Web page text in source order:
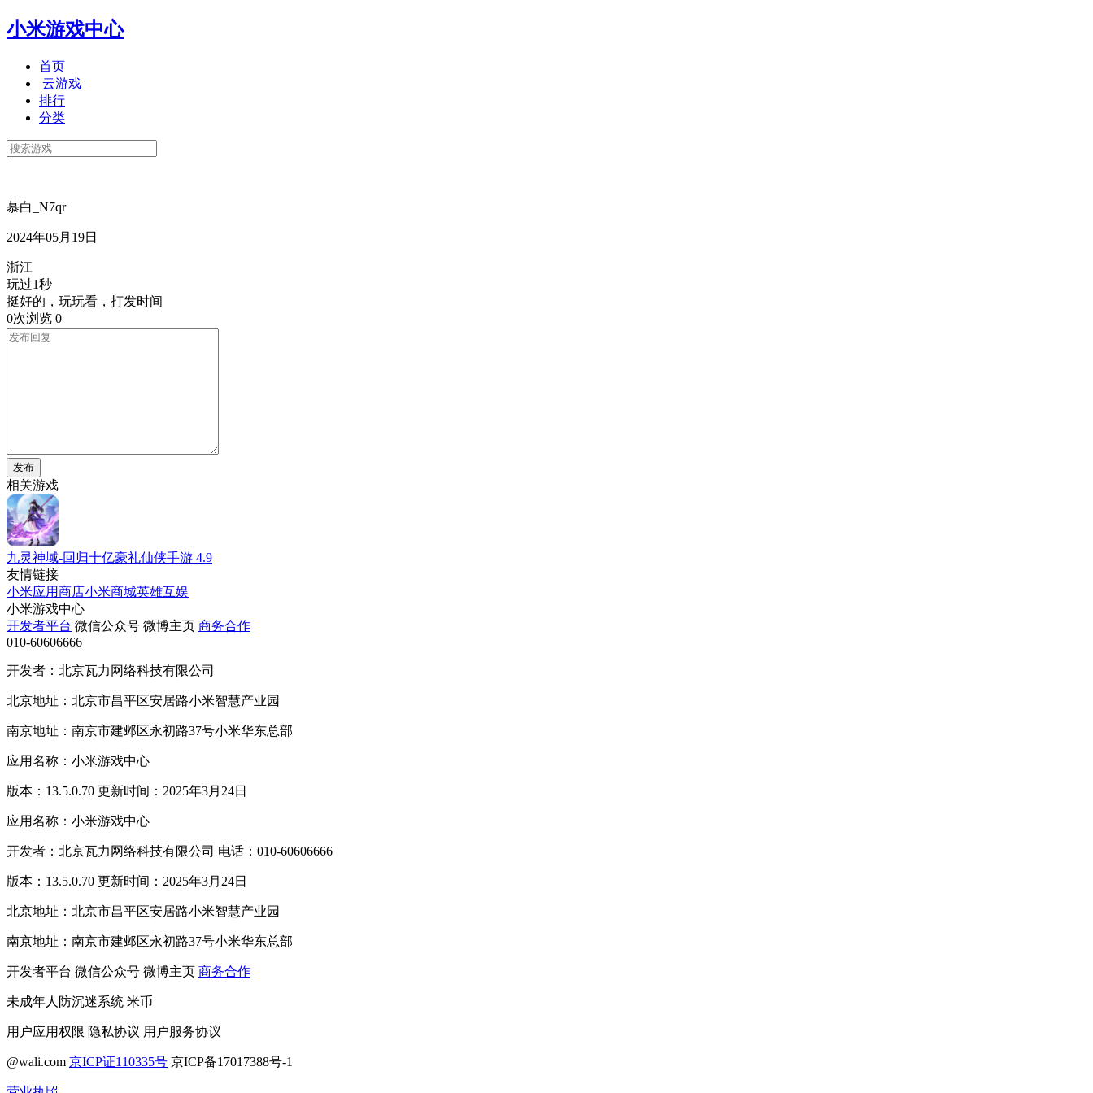
小米游戏中心
首页
云游戏
排行
分类
慕白_N7qr
2024年05月19日
浙江
玩过1秒
挺好的，玩玩看，打发时间
0次浏览 0
发布
相关游戏
九灵神域-回归十亿豪礼仙侠手游 4.9
友情链接
小米应用商店小米商城英雄互娱
小米游戏中心
开发者平台 微信公众号 微博主页 商务合作
010-60606666
开发者：北京瓦力网络科技有限公司
北京地址：北京市昌平区安居路小米智慧产业园
南京地址：南京市建邺区永初路37号小米华东总部
应用名称：小米游戏中心
版本：13.5.0.70 更新时间：2025年3月24日
应用名称：小米游戏中心
开发者：北京瓦力网络科技有限公司 电话：010-60606666
版本：13.5.0.70 更新时间：2025年3月24日
北京地址：北京市昌平区安居路小米智慧产业园
南京地址：南京市建邺区永初路37号小米华东总部
开发者平台 微信公众号 微博主页 商务合作
未成年人防沉迷系统 米币
用户应用权限 隐私协议 用户服务协议
@wali.com 京ICP证110335号 京ICP备17017388号-1